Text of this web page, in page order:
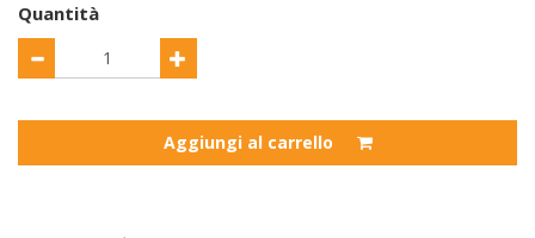
Quantità
Aggiungi al carrello